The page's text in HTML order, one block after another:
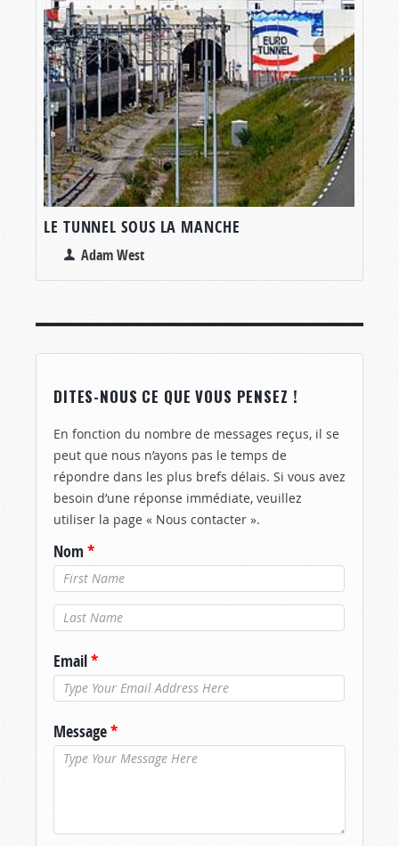
LE TUNNEL SOUS LA MANCHE
Adam West
DITES-NOUS CE QUE VOUS PENSEZ !
En fonction du nombre de messages reçus, il se
peut que nous n’ayons pas le temps de
répondre dans les plus brefs délais. Si vous avez
besoin d’une réponse immédiate, veuillez
utiliser la page « Nous contacter ».
Nom *
Nom de
famille*
Email*
Message*